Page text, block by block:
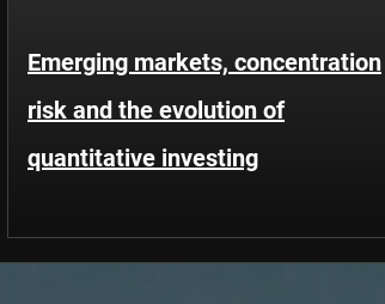
Emerging markets, concentration
risk and the evolution of
quantitative investing